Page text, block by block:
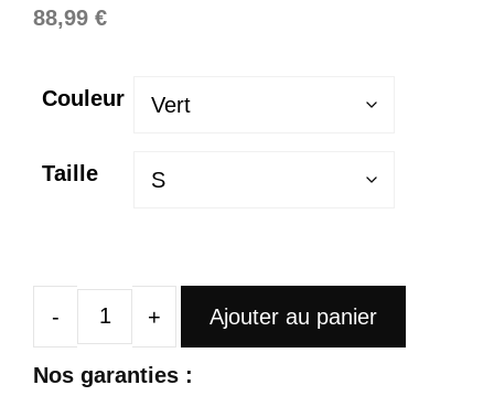
88,99 €
Couleur
Taille
quantité
de
Ajouter au panier
Nos garanties :